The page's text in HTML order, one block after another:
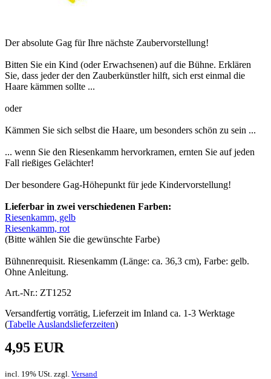
Der absolute Gag für Ihre nächste Zaubervorstellung!
Bitten Sie ein Kind (oder Erwachsenen) auf die Bühne. Erklären
Sie, dass jeder der den Zauberkünstler hilft, sich erst einmal die
Haare kämmen sollte ...
oder
Kämmen Sie sich selbst die Haare, um besonders schön zu sein ...
... wenn Sie den Riesenkamm hervorkramen, ernten Sie auf jeden
Fall rießiges Gelächter!
Der besondere Gag-Höhepunkt für jede Kindervorstellung!
Lieferbar in zwei verschiedenen Farben:
Riesenkamm, gelb
Riesenkamm, rot
(Bitte wählen Sie die gewünschte Farbe)
Bühnenrequisit. Riesenkamm (Länge: ca. 36,3 cm), Farbe: gelb.
Ohne Anleitung.
Art.-Nr.: ZT1252
Versandfertig vorrätig, Lieferzeit im Inland ca. 1-3 Werktage
(Tabelle Auslandslieferzeiten)
4,95 EUR
incl. 19% USt. zzgl. Versand